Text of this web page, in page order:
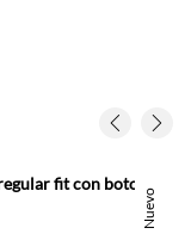
Nuevo
Camisa regular fit con botones blancos en lino azul para hombre